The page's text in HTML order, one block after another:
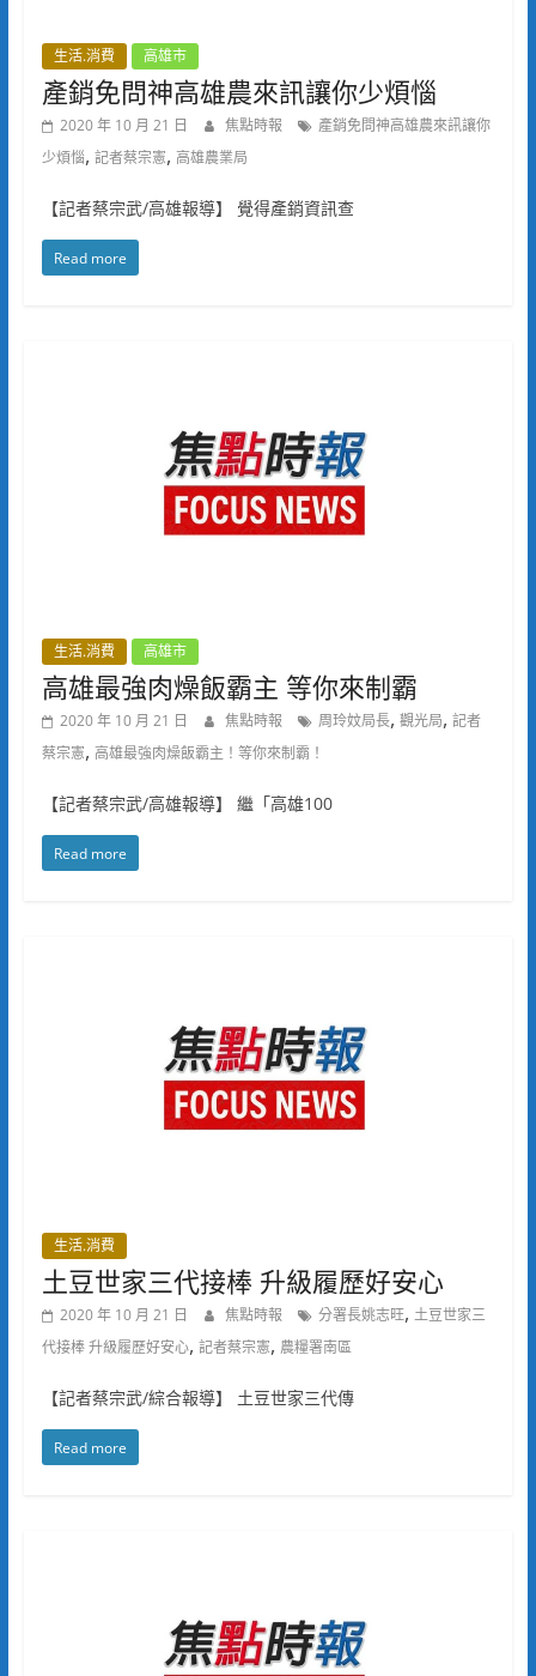
生活.消費 高雄市
產銷免問神高雄農來訊讓你少煩惱
2020 年 10 月 21 日 焦點時報
產銷免問神高雄農來訊讓你
少煩惱, 記者蔡宗憲, 高雄農業局
【記者蔡宗武/高雄報導】 覺得產銷資訊查
Read more
生活.消費 高雄市
高雄最強肉燥飯霸主 等你來制霸
2020 年 10 月 21 日 焦點時報 周玲妏局長, 觀光局, 記者
蔡宗憲, 高雄最強肉燥飯霸主！等你來制霸！
【記者蔡宗武/高雄報導】 繼「高雄100
Read more
生活.消費
土豆世家三代接棒 升級履歷好安心
2020 年 10 月 21 日 焦點時報 分署長姚志旺, 土豆世家三
代接棒 升級履歷好安心, 記者蔡宗憲, 農糧署南區
【記者蔡宗武/綜合報導】 土豆世家三代傳
Read more